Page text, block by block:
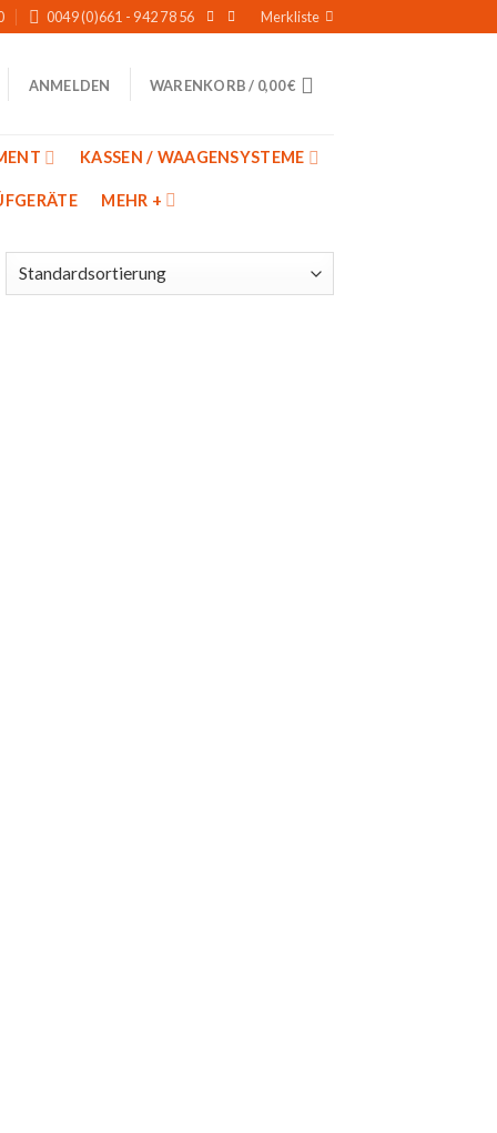
0049 (0)661 - 942 78 56 Merkliste
ANMELDEN WARENKORB / 0,00€
KASSEN / WAAGENSYSTEME
MEHR +